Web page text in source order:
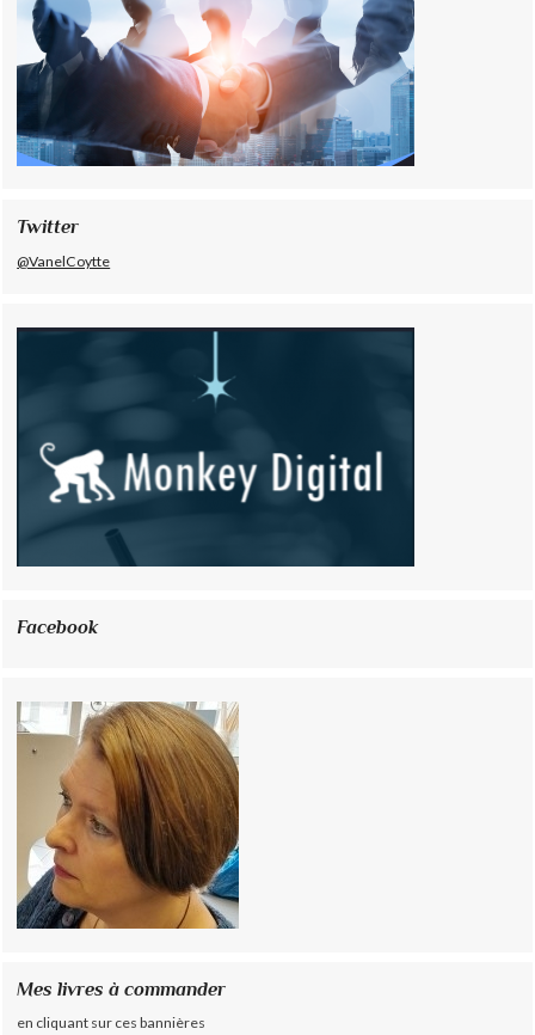
Twitter
@VanelCoytte
Facebook
Mes livres à commander
en cliquant sur ces bannières